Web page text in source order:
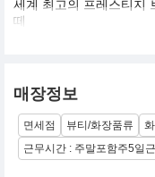
세계 최고의 프레스티지
떼
현대적이면서 우아한 감
프레스티지 브랜드,끌레
‘우리가 세계에서 가장
다면 어떻게 될까요?’
이 한마디가 세계 최고
작입니다.
30년 역사의 기술력으로
매장정보
면세점 뷰티/화장품류
근무시간 : 주말포함주5일